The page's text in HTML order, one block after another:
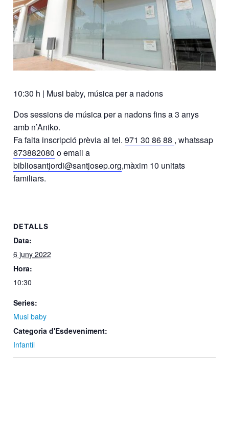
10:30 h | Musi baby, música per a nadons
Dos sessions de música per a nadons fins a 3 anys
amb n’Aniko.
Fa falta inscripció prèvia al tel.971 30 86 88 , whatssap
673882080 o email a
bibliosantjordi@santjosep.org,màxim 10 unitats
familiars.
DETALLS
Data:
6 juny 2022
Hora:
10:30
Series:
Musi baby
Categoria d'Esdeveniment:
Infantil